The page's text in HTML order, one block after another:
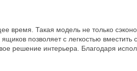
Такая модель не только
позволяет с легкостью
решение интерьера. Благодаря